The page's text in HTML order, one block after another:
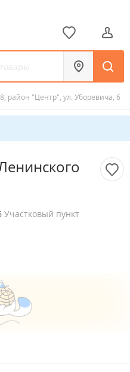
район "Центр", ул. Уборевича, 6
Участковый пункт